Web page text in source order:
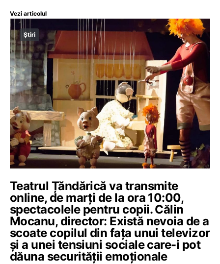
Vezi articolul
Știri
Teatrul Țăndărică va transmite
online, de marți de la ora 10:00,
spectacolele pentru copii. Călin
Mocanu, director: Există nevoia de a
scoate copilul din fața unui televizor
și a unei tensiuni sociale care-i pot
dăuna securității emoționale